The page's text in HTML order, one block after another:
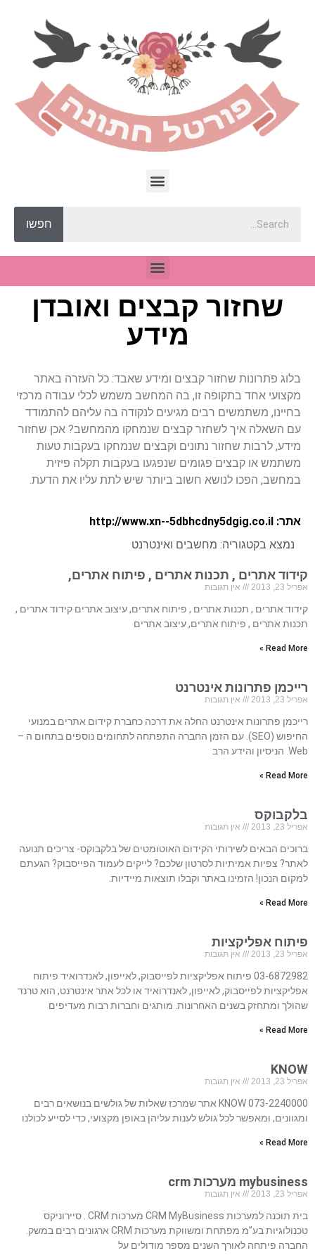
חפשו
שחזור קבצים ואובדן
מידע
בלוג פתרונות שחזור קבצים ומידע שאבד: כל העזרה באתר
מקצועי אחד בתקופה זו, בה המחשב משמש לכלי עבודה מרכזי
בחיינו, משתמשים רבים מגיעים לנקודה בה עליהם להתמודד
עם השאלה איך לשחזר קבצים שנמחקו מהמחשב? אכן שחזור
מידע, לרבות שחזור נתונים וקבצים שנמחקו בעקבות טעות
משתמש או קבצים פגומים שנפגעו בעקבות תקלה פיזית
במחשב, הפכו לנושא חשוב ביותר שיש לתת עליו את הדעת.
אתר: http://www.xn--5dbhcdny5dgig.co.il
נמצא בקטגוריה: מחשבים ואינטרנט
קידוד אתרים , תכנות אתרים , פיתוח אתרים,
אפריל 23, 2013 אין תגובות
קידוד אתרים , תכנות אתרים , פיתוח אתרים, עיצוב אתרים קידוד אתרים ,
תכנות אתרים , פיתוח אתרים, עיצוב אתרים
Read More »
רייכמן פתרונות אינטרנט
אפריל 23, 2013 אין תגובות
רייכמן פתרונות אינטרנט החלה את דרכה כחברת קידום אתרים במנועי
החיפוש (SEO). עם הזמן החברה התפתחה לתחומים נוספים בתחום ה –
Web. הניסיון והידע הרב
Read More »
בלקבוקס
אפריל 23, 2013 אין תגובות
ברוכים הבאים לשירותי הקידום האוטומטים של בלקבוקס- צריכים תנועה
לאתר? צפיות אמיתיות לסרטון שלכם? לייקים לעמוד הפייסבוק? הגעתם
למקום הנכון! הזמינו באתר וקבלו תוצאות מיידיות.
Read More »
פיתוח אפליקציות
אפריל 23, 2013 אין תגובות
03-6872982 פיתוח אפליקציות לפייסבוק, לאייפון, לאנדרואיד פיתוח
אפליקציות לפייסבוק, לאייפון, לאנדרואיד או לכל אתר אינטרנט, הוא טרנד
שהולך ומתחזק בשנים האחרונות. מותגים וחברות רבות מעדיפים
Read More »
KNOW
אפריל 23, 2013 אין תגובות
073-2240000 KNOW אתר שמרכז שאלות של גולשים בנושאים רבים
ומגוונים, ומאפשר לכל גולש לענות עליהן באופן מקצועי, כדי לסייע לכולנו
Read More »
mybusiness מערכות crm
אפריל 23, 2013 אין תגובות
בית תוכנה למערכות CRM MyBusiness מערכות CRM . סיירוניקס
טכנולוגיות בע”מ מפתחת ומשווקת מערכות CRM ארגונים רבים במשק.
החברה פיתחה לאורך השנים מספר מודולים על